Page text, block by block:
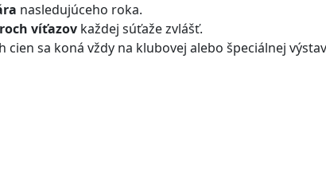
nasledujúceho roka.
víťazov každej súťaže zvlášť.
sa koná vždy na klubovej alebo špeciálnej